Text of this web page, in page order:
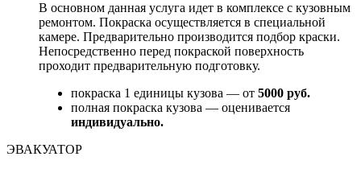
В основном данная услуга идет в комплексе с кузовным
ремонтом. Покраска осуществляется в специальной
камере. Предварительно производится подбор краски.
Непосредственно перед покраской поверхность
проходит предварительную подготовку.
покраска 1 единицы кузова — от 5000 руб.
полная покраска кузова — оценивается
индивидуально.
ЭВАКУАТОР